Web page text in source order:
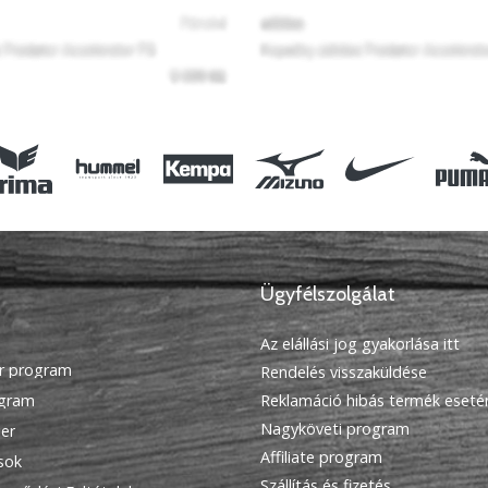
program
Ügyfélszolgálat
Az elállási jog gyakorlása itt
Rendelés visszaküldése
Reklamáció hibás termék
Nagyköveti program
Affiliate program